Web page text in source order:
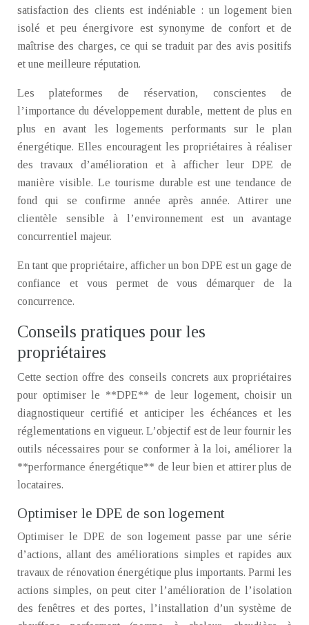
satisfaction des clients est indéniable : un logement bien
isolé et peu énergivore est synonyme de confort et de
maîtrise des charges, ce qui se traduit par des avis positifs
et une meilleure réputation.
Les plateformes de réservation, conscientes de
l’importance du développement durable, mettent de plus en
plus en avant les logements performants sur le plan
énergétique. Elles encouragent les propriétaires à réaliser
des travaux d’amélioration et à afficher leur DPE de
manière visible. Le tourisme durable est une tendance de
fond qui se confirme année après année. Attirer une
clientèle sensible à l’environnement est un avantage
concurrentiel majeur.
En tant que propriétaire, afficher un bon DPE est un gage de
confiance et vous permet de vous démarquer de la
concurrence.
Conseils pratiques pour les
propriétaires
Cette section offre des conseils concrets aux propriétaires
pour optimiser le **DPE** de leur logement, choisir un
diagnostiqueur certifié et anticiper les échéances et les
réglementations en vigueur. L’objectif est de leur fournir les
outils nécessaires pour se conformer à la loi, améliorer la
**performance énergétique** de leur bien et attirer plus de
locataires.
Optimiser le DPE de son logement
Optimiser le DPE de son logement passe par une série
d’actions, allant des améliorations simples et rapides aux
travaux de rénovation énergétique plus importants. Parmi les
actions simples, on peut citer l’amélioration de l’isolation
des fenêtres et des portes, l’installation d’un système de